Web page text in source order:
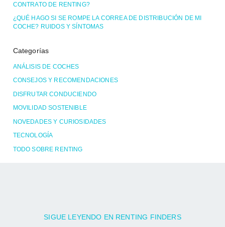
CONTRATO DE RENTING?
¿QUÉ HAGO SI SE ROMPE LA CORREA DE DISTRIBUCIÓN DE MI
COCHE? RUIDOS Y SÍNTOMAS
Categorías
ANÁLISIS DE COCHES
CONSEJOS Y RECOMENDACIONES
DISFRUTAR CONDUCIENDO
MOVILIDAD SOSTENIBLE
NOVEDADES Y CURIOSIDADES
TECNOLOGÍA
TODO SOBRE RENTING
SIGUE LEYENDO EN RENTING FINDERS